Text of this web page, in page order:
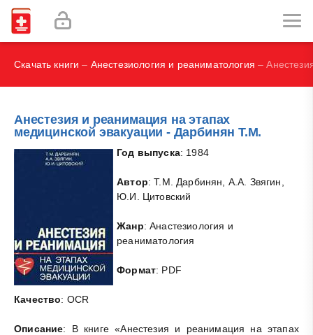
И.В., Брегель Л.В., Субботин В.М.
Фокин В. А.
Скачать книги – Анестезиология и реаниматология –
Анестезия и реанимация на этапах
медицинской эвакуации - Дарбинян Т.М.
Год выпуска: 1984
Автор: Т.М. Дарбинян, А.А. Звягин,
Ю.И. Цитовский
Жанр: Анастезиология и
реаниматология
Формат: PDF
Качество: OCR
Описание: В книге «Анестезия и реанимация на этапах